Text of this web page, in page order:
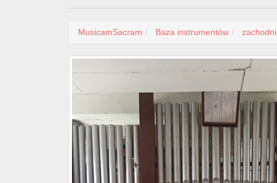
MusicamSacram Baza instrumentów